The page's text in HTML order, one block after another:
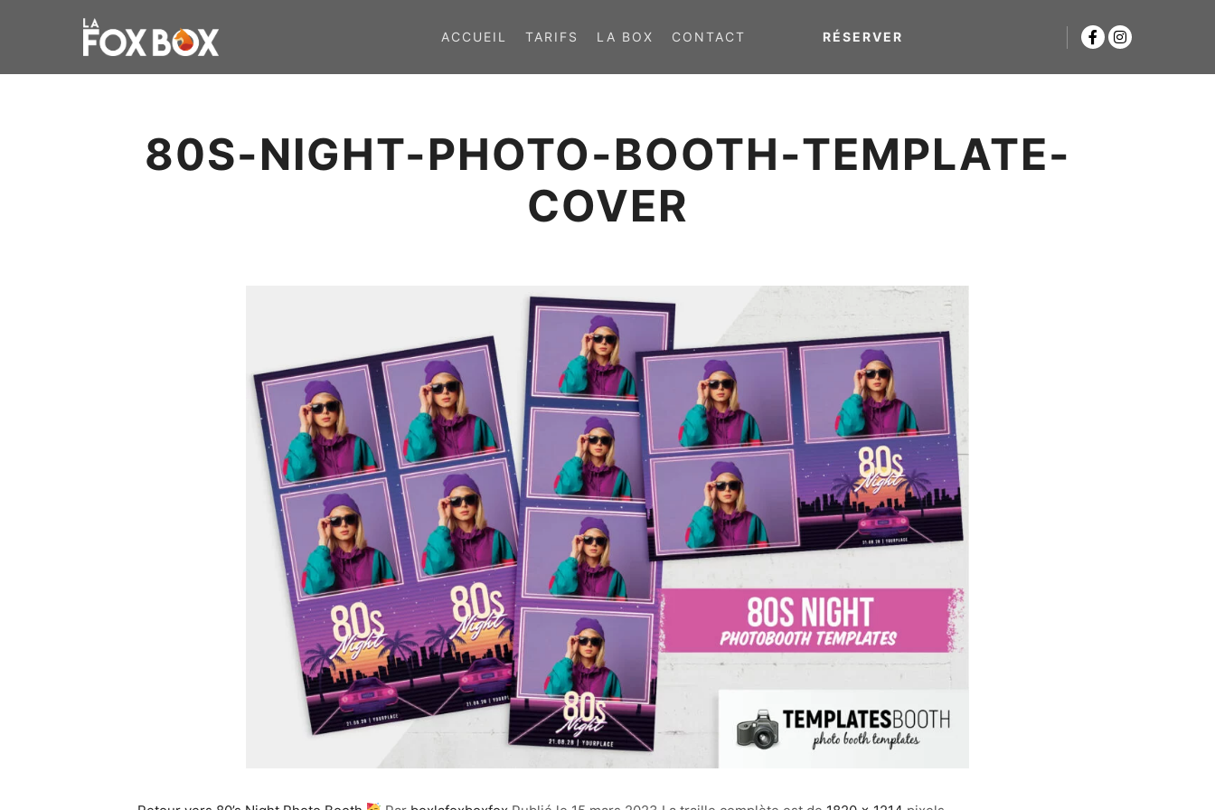
ACCUEIL TARIFS LA BOX CONTACT RÉSERVER
80S-NIGHT-PHOTO-BOOTH-TEMPLATE-
COVER